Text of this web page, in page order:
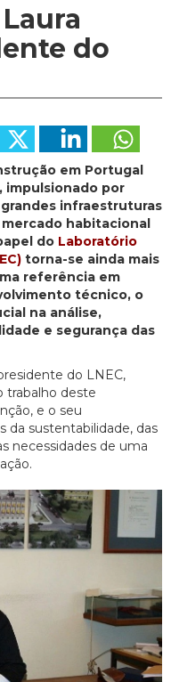
do
em Portugal
impulsionado por
infraestruturas
habitacional
do Laboratório
torna-se ainda mais
referência em
técnico, o
na análise,
e segurança das
do LNEC,
trabalho deste
e o seu
da sustentabilidade, das
necessidades de uma